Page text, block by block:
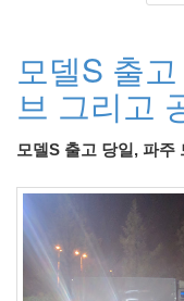
모델S 출
브 그리고
모델S 출고 당일, 파주
온
모
델
전
기
차
ubuntu